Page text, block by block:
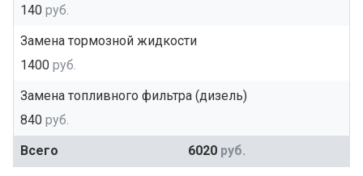
140 руб.
Замена тормозной жидкости
1400 руб.
Замена топливного фильтра (дизель)
840 руб.
Всего
6020 руб.